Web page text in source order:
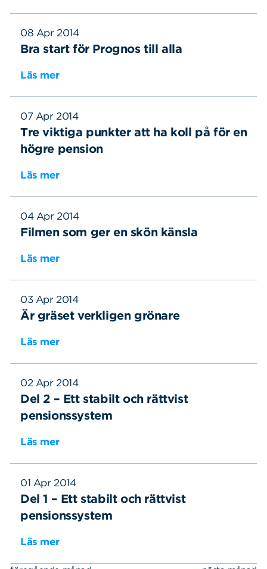
08 Apr 2014
Bra start för Prognos till alla
Läs mer
07 Apr 2014
Tre viktiga punkter att ha koll på för en
högre pension
Läs mer
04 Apr 2014
Filmen som ger en skön känsla
Läs mer
03 Apr 2014
Är gräset verkligen grönare
Läs mer
02 Apr 2014
Del 2 – Ett stabilt och rättvist
pensionssystem
Läs mer
01 Apr 2014
Del 1 – Ett stabilt och rättvist
pensionssystem
Läs mer